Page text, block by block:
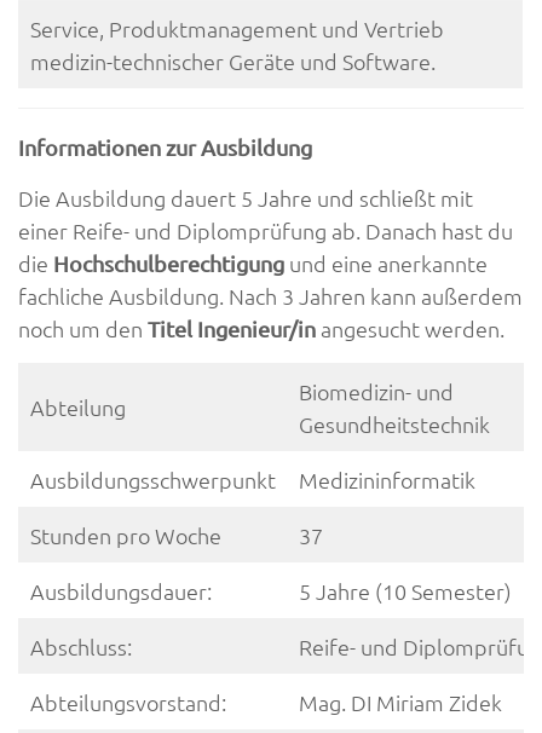
Service, Produktmanagement und Vertrieb
medizin-technischer Geräte und Software.
Informationen zur Ausbildung
Die Ausbildung dauert 5 Jahre und schließt mit
einer Reife- und Diplomprüfung ab. Danach hast du
die Hochschulberechtigung und eine anerkannte
fachliche Ausbildung. Nach 3 Jahren kann außerdem
noch um den Titel Ingenieur/in angesucht werden.
Abteilung
Biomedizin- und
Gesundheitstechnik
Ausbildungsschwerpunkt
Medizininformatik
Stunden pro Woche
37
Ausbildungsdauer:
5 Jahre (10 Semester)
Abschluss:
Reife- und
Abteilungsvorstand:
Mag. DI Miriam Zidek